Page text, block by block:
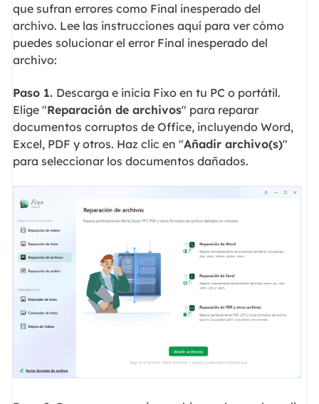
que sufran errores como Final inesperado del
archivo. Lee las instrucciones aquí para ver cómo
puedes solucionar el error Final inesperado del
archivo:
Paso 1. Descarga e inicia Fixo en tu PC o portátil.
Elige "Reparación de archivos" para reparar
documentos corruptos de Office, incluyendo Word,
Excel, PDF y otros. Haz clic en "Añadir archivo(s)"
para seleccionar los documentos dañados.